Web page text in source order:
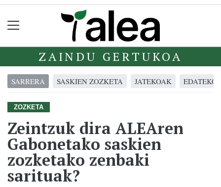
ZAINDU GERTUKOA
SARRERA SASKIEN ZOZKETA JATEKOAK
ZOZKETA
Zeintzuk dira ALEAren
Gabonetako saskien
zozketako zenbaki
sarituak?